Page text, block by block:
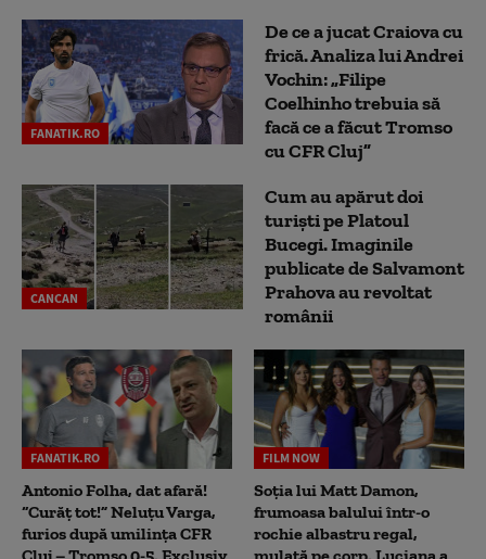
FANATIK.RO
De ce a jucat Craiova cu
frică. Analiza lui Andrei
Vochin: „Filipe
Coelhinho trebuia să
facă ce a făcut Tromso
cu CFR Cluj”
CANCAN
Cum au apărut doi
turiști pe Platoul
Bucegi. Imaginile
publicate de Salvamont
Prahova au revoltat
românii
FANATIK.RO
Antonio Folha, dat afară!
“Curăț tot!” Neluțu Varga,
furios după umilința CFR
FILM NOW
Soția lui Matt Damon,
frumoasa balului într-o
rochie albastru regal,